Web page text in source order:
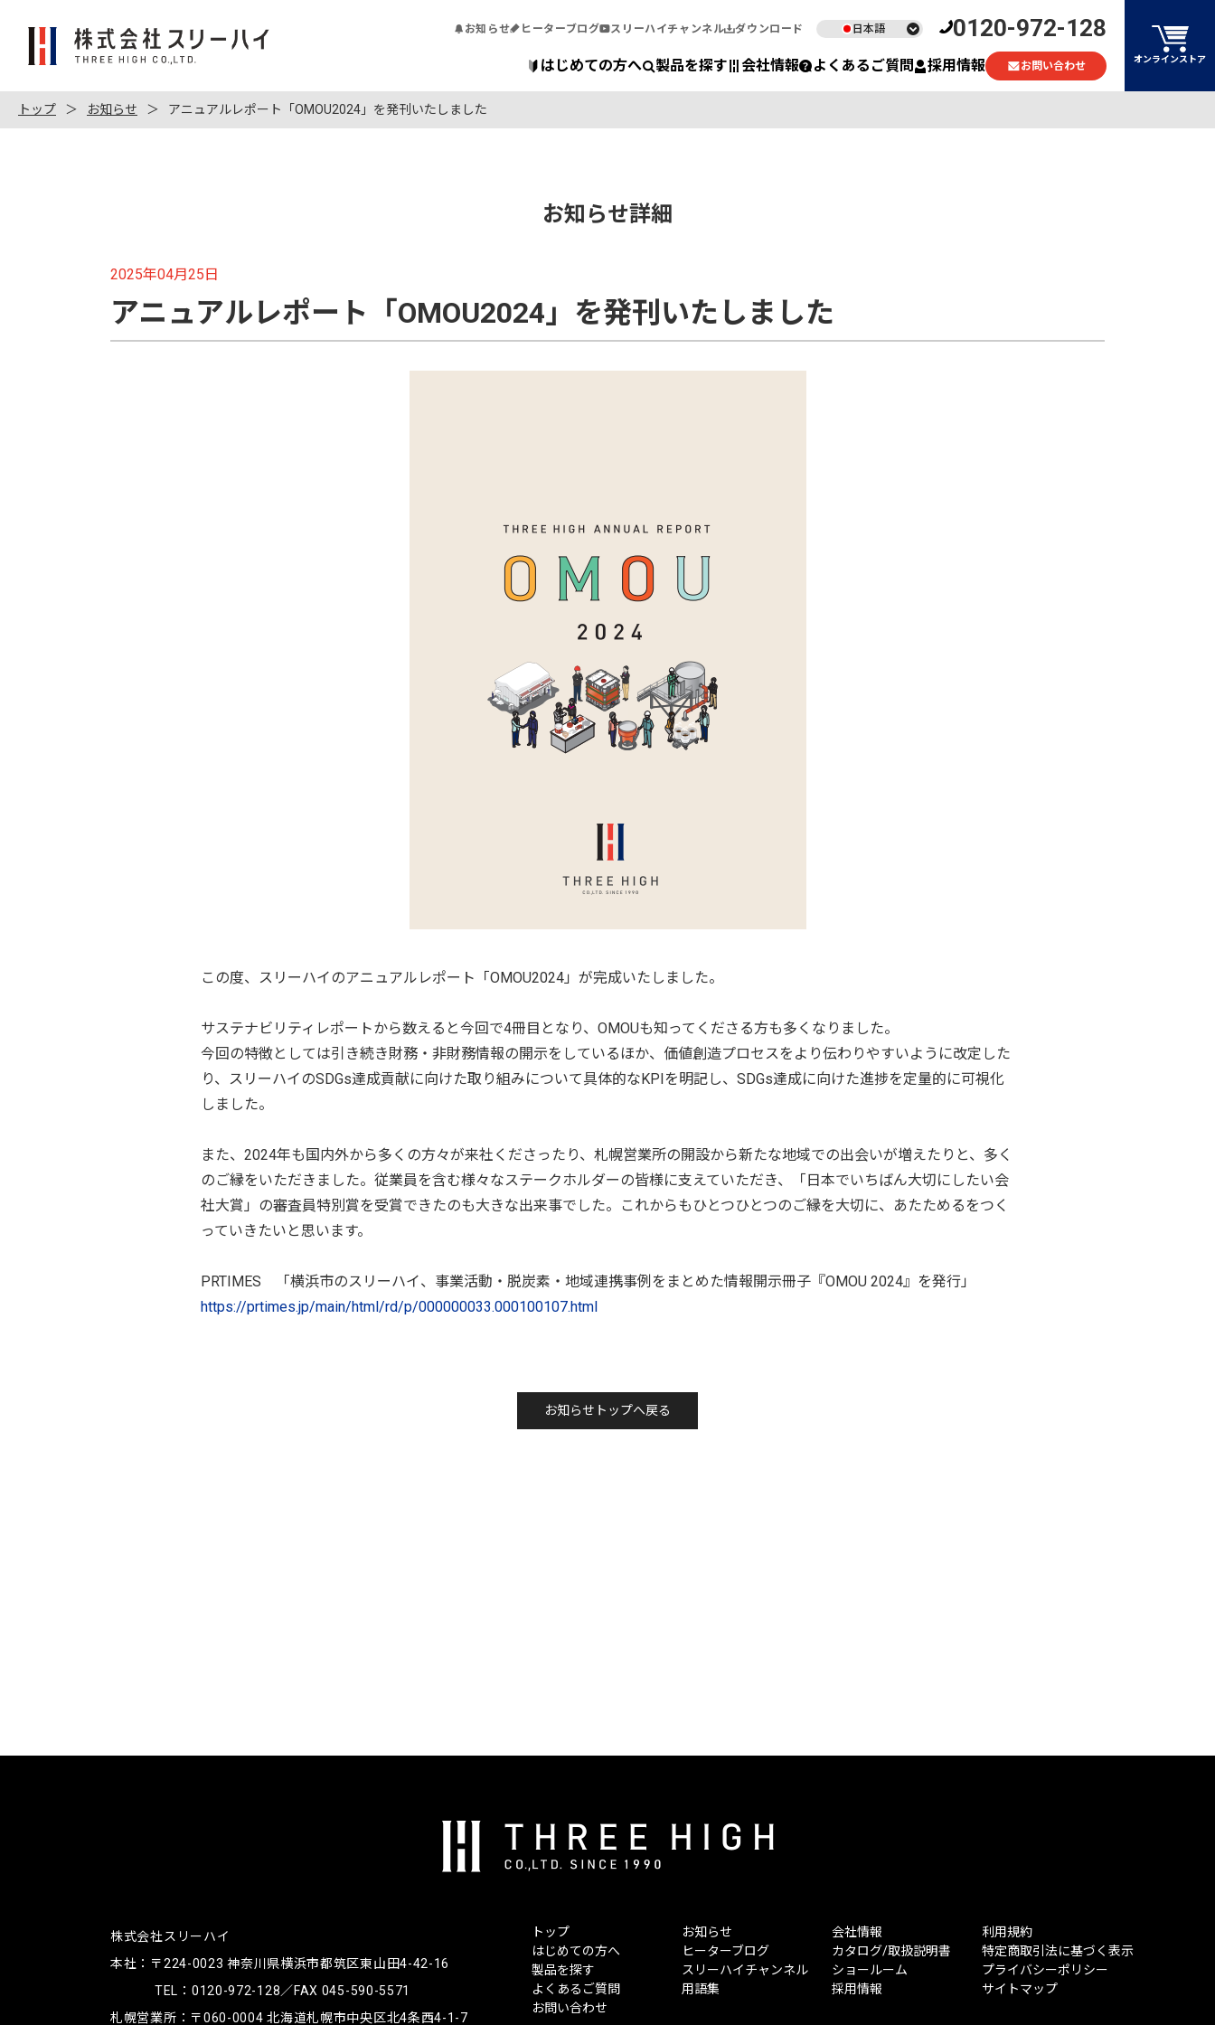
式
社
ス
はじめての方へ 製品を探す 会社情報 よくあるご質問 採用情報 お問い合わせ
お知らせ ヒーターブログ スリーハイチャンネル ダウンロード 0120-972-128
日本語
ไทย
オンラインストア
トップ お知らせ アニュアルレポート「OMOU2024」を発刊いたしました
お知らせ詳細
2025年04月25日
アニュアルレポート「OMOU2024」を発刊いたしました
この度、スリーハイのアニュアルレポート「OMOU2024」が完成いたしました。
サステナビリティレポートから数えると今回で4冊目となり、OMOUも知ってくださる方も多くなりました。
今回の特徴としては引き続き財務・非財務情報の開示をしているほか、価値創造プロセスをより伝わりやすいように改定した
り、スリーハイのSDGs達成貢献に向けた取り組みについて具体的なKPIを明記し、SDGs達成に向けた進捗を定量的に可視化
しました。
また、2024年も国内外から多くの方々が来社くださったり、札幌営業所の開設から新たな地域での出会いが増えたりと、多く
のご縁をいただきました。従業員を含む様々なステークホルダーの皆様に支えていただき、「日本でいちばん大切にしたい会
社大賞」の審査員特別賞を受賞できたのも大きな出来事でした。これからもひとつひとつのご縁を大切に、あたためるをつく
っていきたいと思います。
PRTIMES 「横浜市のスリーハイ、事業活動・脱炭素・地域連携事例をまとめた情報開示冊子『OMOU 2024』を発行」
https://prtimes.jp/main/html/rd/p/000000033.000100107.html
お知らせトップへ戻る
会
ー
株式会社スリーハイ
本社：〒224-0023神奈川県横浜市都筑区東山田4-42-16
TEL： 0120-972-128／FAX 045-590-5571
札幌営業所：〒060-0004北海道札幌市中央区北4条西4-1-7
トップ
はじめての方へ
製品を探す
よくあるご質問
お問い合わせ
お知らせ
ヒーターブログ
スリーハイチャンネル
用語集
会社情報
カタログ/取扱説明書
ショールーム
採用情報
利用規約
特定商取引法に基づく表示
プライバシーポリシー
サイトマップ